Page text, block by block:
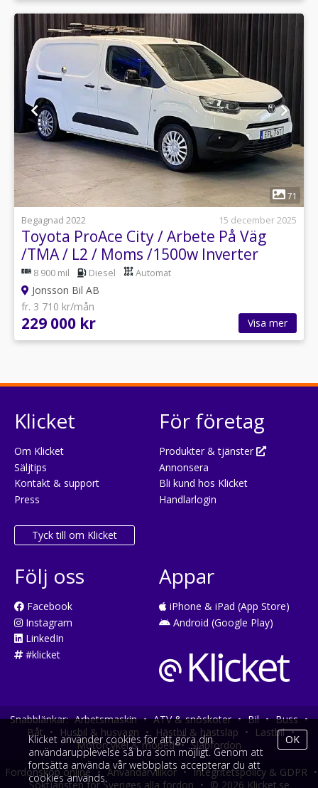
71
Begagnad 2022
15 december 2025
Toyota ProAce City / Arbete På Väg
/TMA / L2 / Moms /1500w Inverter
8 900 mil Diesel Automat
Jonsson Bil AB
fr. 3 710 kr/mån
229 000 kr Visa mer
Klicket
Om Klicket
Säljtips
Kontakt & support
Press
Tyck till om Klicket
För företag
Produkter & tjänster
Annonsera
Bli kund hos Klicket
Handlarlogin
Följ oss
Facebook
Instagram
LinkedIn
#klicket
Appar
iPhone & iPad (App Store)
Android (Google Play)
Snabblänkar: Arbetsmaskin • ATV & snöskoter • Bil • Buss •
Båt • Husbil & husvagn • Hästbil & hästsläp • Lastbil •
Motorcykel & moped • Släpfordon
Fordonsköp online • Användarvillkor • Integritetspolicy & GDPR •
Söktjänsten för Sveriges alla fordon • © 2026 Klicket.se
Klicket använder cookies för att göra din
användarupplevelse så bra som möjligt. Genom att
fortsätta använda vår webbplats accepterar du att
cookies används.
OK